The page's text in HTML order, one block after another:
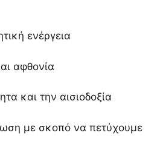
ενέργεια
αφθονία
και την αισιοδοξία
με σκοπό να πετύχουμε